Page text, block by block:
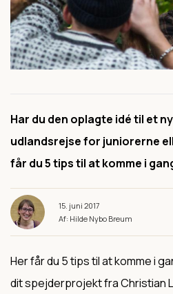
Har du den oplagte idé til et
udlandsrejse for juniorerne
får du 5 tips til at komme i
15. juni 2017
Af: Hilde Nybo Breum
Her får du 5 tips til at komme i
dit spejderprojekt fra Christian